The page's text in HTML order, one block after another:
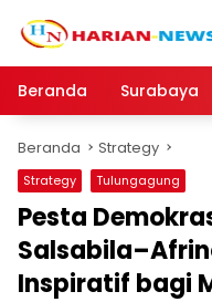
Beranda
Surabaya
Beranda Strategy
Strategy Tulungagung
Pesta
Inspiratif bagi